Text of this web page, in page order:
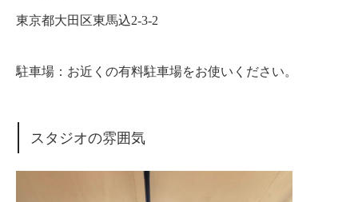
東京都大田区東馬込2-3-2
駐車場：お近くの有料駐車場をお使いください。
スタジオの雰囲気